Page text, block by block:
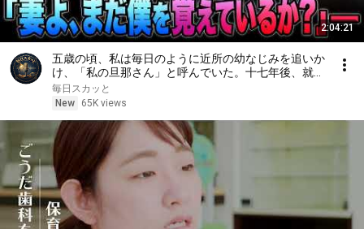
2:04:21
五歳の頃、私は毎日のように近所の幼なじみを追いか
け、「私の旦那さん」と呼んでいた。十七年後、就職
面接で社長室へ入ると、彼は私を見て微笑んだ。「妻
よ、まだ僕を覚えているか？」――
毎日スカッと
New
65K views